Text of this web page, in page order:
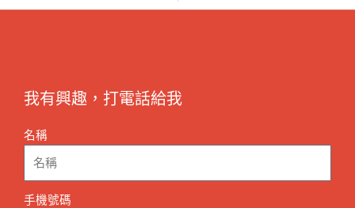
我有興趣，打電話給我
名稱
手機號碼